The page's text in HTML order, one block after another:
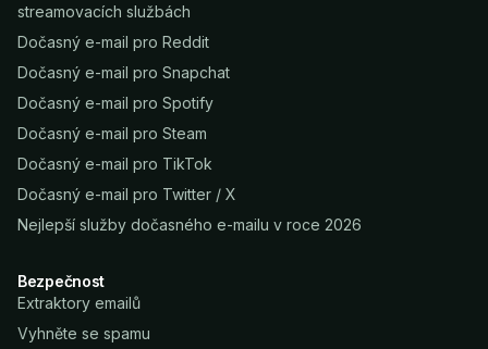
streamovacích službách
Dočasný e-mail pro Reddit
Dočasný e-mail pro Snapchat
Dočasný e-mail pro Spotify
Dočasný e-mail pro Steam
Dočasný e-mail pro TikTok
Dočasný e-mail pro Twitter / X
Nejlepší služby dočasného e-mailu v roce 2026
Bezpečnost
Extraktory emailů
Vyhněte se spamu